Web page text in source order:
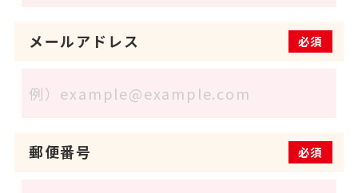
メールアドレス 必須
郵便番号 必須